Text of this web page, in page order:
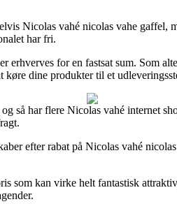
Nicolas vahé nicolas vahe
har fri.
for en fastsat sum. Som
dine produkter til et
så har flere Nicolas vahé internet
efter rabat på Nicolas vahé
som kan virke helt fantastisk